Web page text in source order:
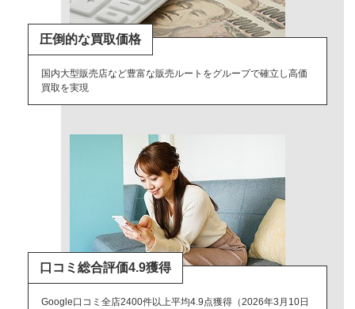
圧倒的な買取価格
国内大型販売店など豊富な販売ルートをグループで確立し高価
買取を実現
口コミ総合評価4.9獲得
Google口コミ全店2400件以上平均4.9点獲得（2026年3月10日